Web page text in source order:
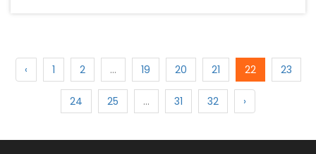
‹ 1 2 ... 19 20 21 22 23
24 25 ... 31 32 ›